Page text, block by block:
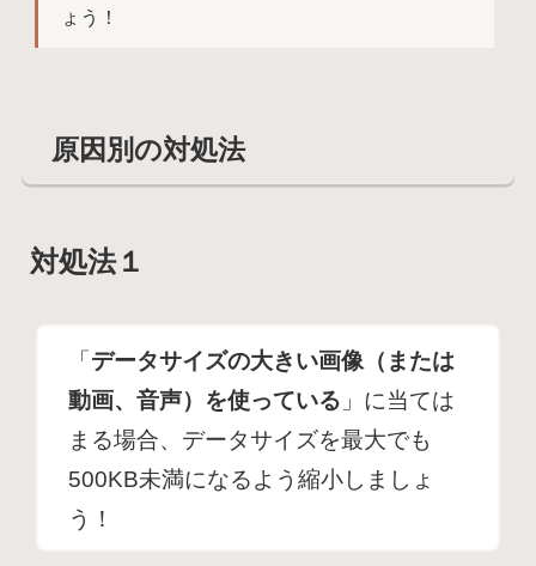
ょう！
原因別の対処法
対処法１
「データサイズの大きい画像（または
動画、音声）を使っている 」に当ては
まる場合、データサイズを最大でも
500KB未満になるよう縮小しましょ
う！